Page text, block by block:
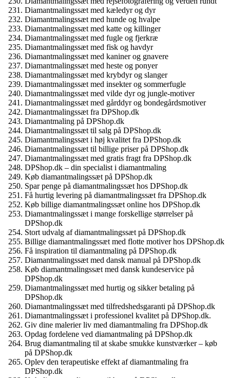
Diamantmalingssæt med kæledyr og dyr
Diamantmalingssæt med hunde og hvalpe
Diamantmalingssæt med katte og killinger
Diamantmalingssæt med fugle og fjerkræ
Diamantmalingssæt med fisk og havdyr
Diamantmalingssæt med kaniner og gnavere
Diamantmalingssæt med heste og ponyer
Diamantmalingssæt med krybdyr og slanger
Diamantmalingssæt med insekter og sommerfugle
Diamantmalingssæt med vilde dyr og jungle-motiver
Diamantmalingssæt med gårddyr og bondegårdsmotiver
Diamantmalingssæt fra DPShop.dk
Diamantmaling på DPShop.dk
Diamantmalingssæt til salg på DPShop.dk
Diamantmalingssæt i høj kvalitet fra DPShop.dk
Diamantmalingssæt til billige priser på DPShop.dk
Diamantmalingssæt med gratis fragt fra DPShop.dk
DPShop.dk – din specialist i diamantmaling
Køb diamantmalingssæt på DPShop.dk
Spar penge på diamantmalingssæt hos DPShop.dk
Få hurtig levering på diamantmalingssæt fra DPShop.dk
Køb billige diamantmalingssæt online hos DPShop.dk
Diamantmalingssæt i mange forskellige størrelser på
DPShop.dk
Stort udvalg af diamantmalingssæt på DPShop.dk
Billige diamantmalingssæt med flotte motiver hos DPShop.dk
Få inspiration til diamantmaling på DPShop.dk
Diamantmalingssæt med dansk manual på DPShop.dk
Køb diamantmalingssæt med dansk kundeservice på
DPShop.dk
Diamantmalingssæt med hurtig og sikker betaling på
DPShop.dk
Diamantmalingssæt med tilfredshedsgaranti på DPShop.dk
Diamantmalingssæt i professionel kvalitet på DPShop.dk.
Giv dine malerier liv med diamantmaling fra DPShop.dk
Opdag fordelene ved diamantmaling på DPShop.dk
Brug diamantmaling til at skabe smukke kunstværker – køb
på DPShop.dk
Oplev den terapeutiske effekt af diamantmaling fra
DPShop.dk